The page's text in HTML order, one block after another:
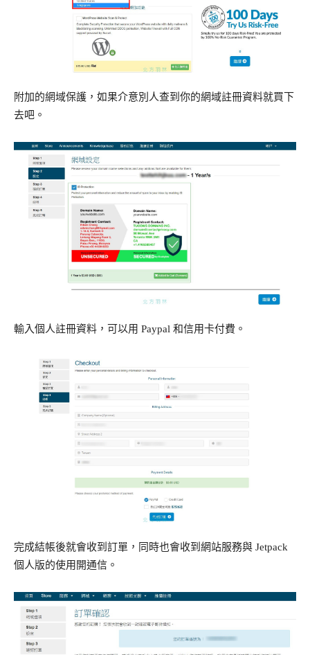
附加的網域保護，如果介意別人查到你的網域註冊資料就買下
去吧。
輸入個人註冊資料，可以用 Paypal 和信用卡付費。
完成結帳後就會收到訂單，同時也會收到網站服務與 Jetpack
個人版的使用開通信。